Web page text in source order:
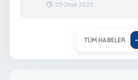
25 Ocak 2025
TÜM HABELER